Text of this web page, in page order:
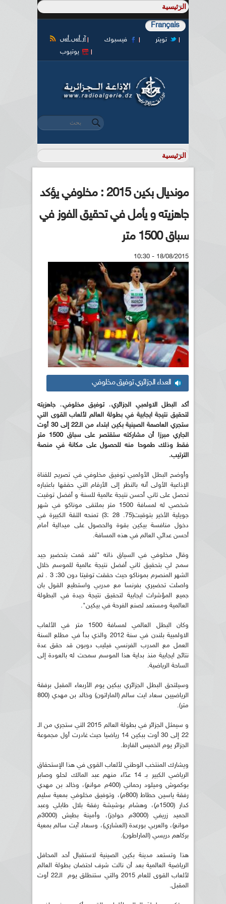
Français
آر أس أس فيسبوك
تويتر
يوتيوب
استمارة البحث
‏بحث ‏
مونديال بكين 2015 : مخلوفي يؤكد
جاهزيته و يأمل في تحقيق الفوز في
سباق 1500 متر
18/08/2015 - 10:30
العداء الجزائري توفيق مخلوفي
أكد البطل الاولمبي الجزائري، توفيق مخلوفي، جاهزيته
لتحقيق نتيجة ايجابية في بطولة العالم لألعاب القوى التي
ستجري العاصمة الصينية بكين ابتداء من الـ22 إلى 30 أوت
الجاري مبرزا أن مشاركته ستقتصر على سباق 1500 متر
فقط وذلك طموحا منه للحصول على مكانة في منصة
الترتيب.
وأوضح البطل الأولمبي توفيق مخلوفي في تصريح للقناة
الإذاعية الأولى أنه بالنظر إلى الأرقام التي حققها باعتباره
تحصل على ثاني أحسن نتيجة عالمية للسنة و أفضل توقيت
شخصي له لمسافة 1500 متر بملتقى موناكو في شهر
جويلية الأخير بتوقيت(75. 28 :3) تمنحه الثقة الكبيرة في
دخول منافسة بيكين بقوة والحصول على ميدالية أمام
أحسن عدائي العالم في هذه المسافة.
وقال مخلوفي في السياق ذاته "لقد قمت بتحضير جيد
سمح لي بتحقيق ثاني أفضل نتيجة عالمية للموسم خلال
الشهر المنصرم بموناكو حيث حققت توقيتا دون 30: 3 . ثم
واصلت تحضيري بفرنسا مع مدربي واستطيع القول بان
جميع المؤشرات ايجابية لتحقيق نتيجة جيدة في البطولة
العالمية ومستعد لصنع الفرحة في بيكين".
وكان البطل العالمي لمسافة 1500 متر في الألعاب
الاولمبية بلندن في سنة 2012 والذي بدأ في مطلع السنة
العمل مع المدرب الفرنسي فيليب دوبون قد حقق عدة
نتائج ايجابية منذ بداية هذا الموسم سمحت له بالعودة إلى
الساحة الرياضية.
وسيلتحق البطل الجزائري ببكين يوم الأربعاء المقبل برفقة
الرياضيين سعاد ايت سالم (الماراتون) وخالد بن مهدي (800
متر).
و سيمثل الجزائر في بطولة العالم 2015 التي ستجري من الـ
22 إلى 30 أوت ببكين 14 رياضيا حيث غادرت أول مجموعة
الجزائر يوم الخميس الفارط.
ويشارك المنتخب الوطني لألعاب القوى في هذا الإستحقاق
الرياضي الكبير بـ 14 عدّاء منهم عبد المالك لحلو وصابر
بوكموش وميلود رحماني (400م موانع)، وخالد بن مهدي
رفقة ياسين حطاط (800م)، وتوفيق مخلوفي بمعية سليم
كدار (1500م)، وهشام بوشيشة رفقة بلال طابلي وعبد
الحميد زريفي (3000م حواجز)، وأمينة بطيش (3000م
موانع)، والعربي بورعدة (العشاري)، وسعاد آيت سالم بمعية
بركاهم دريسي (الماراطون).
هذا وتستعد مدينة بكين الصينية لاستقبال أحد المحافل
الرياضية العالمية بعد أن نالت شرف احتضان بطولة العالم
لألعاب القوى للعام 2015 والتي ستنطلق يوم الـ22 أوت
المقبل.